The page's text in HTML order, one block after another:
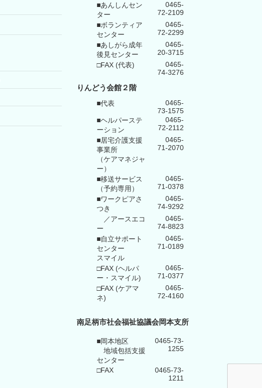
■あんしんセン
ター
0465-
72-2109
■ボランティア
センター
0465-
72-2299
■あしがら成年
後見センター
0465-
20-3715
□FAX (代表)
0465-
74-3276
りんどう会館 ２階
■代表
0465-
73-1575
■ヘルパーステ
ーション
0465-
72-2112
■居宅介護支援
事業所
（ケアマネジャ
ー）
0465-
71-2070
■移送サービス
（予約専用）
0465-
71-0378
■ワークピアさ
つき
0465-
74-9292
／アースエコ
ー
0465-
74-8823
■自立サポート
センター
スマイル
0465-
71-0189
□FAX (ヘルパ
ー・スマイル)
0465-
71-0377
□FAX (ケアマ
ネ)
0465-
72-4160
南足柄市社会福祉協議会岡本支所
■岡本地区
地域包括支援
センター
0465-73-
1255
□FAX
0465-73-
1211